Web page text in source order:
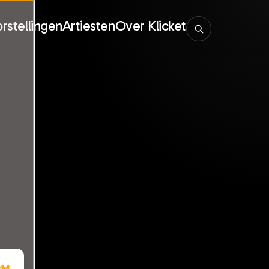
ArtiestenOver Klicket